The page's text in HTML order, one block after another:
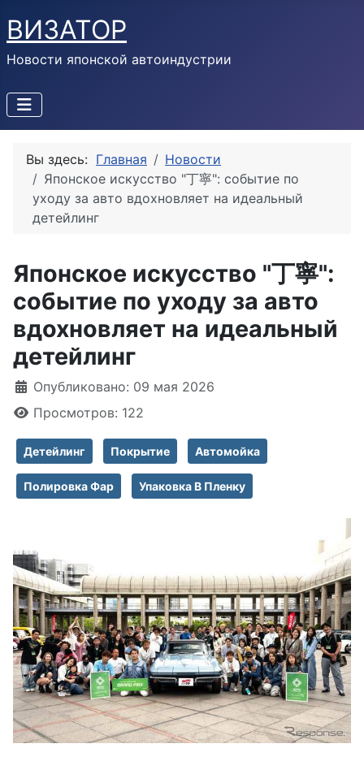
ВИЗАТОР
Новости японской автоиндустрии
Вы здесь: Главная
Новости
Японское искусство "丁寧": событие по
уходу за авто вдохновляет на идеальный
детейлинг
Японское искусство "丁寧":
событие по уходу за авто
вдохновляет на идеальный
детейлинг
Информация о материале
Опубликовано: 09 мая 2026
Просмотров: 122
Детейлинг Покрытие Автомойка
Полировка Фар Упаковка В Пленку